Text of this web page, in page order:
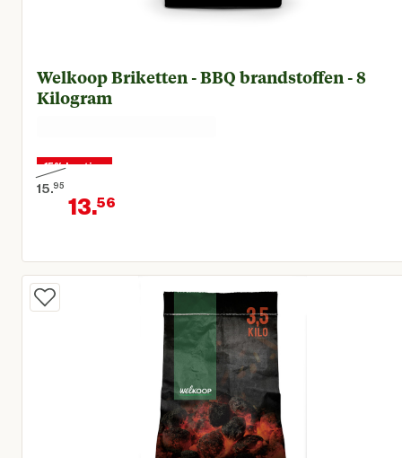
Welkoop Briketten - BBQ brandstoffen - 8
Kilogram
15% korting
15.95
Oorspronkelijke prijs € 15,95
13.56
Huidige prijs € 13,56